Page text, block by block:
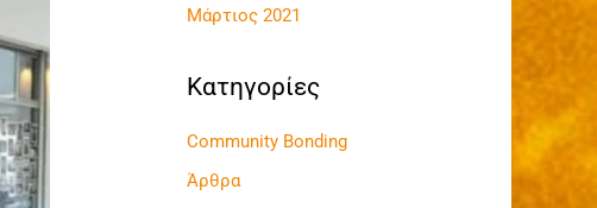
Μάρτιος 2021
Kατηγορίες
Community Bonding
Άρθρα